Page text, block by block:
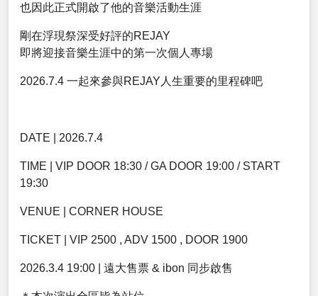
也因此正式開啟了他的音樂活動生涯
剛在浮現祭深受好評的REJAY
即將迎接音樂生涯中的第一次個人專場
2026.7.4 一起來參與REJAY人生重要的里程碑吧
DATE | 2026.7.4
TIME | VIP DOOR 18:30 / GA DOOR 19:00 / START
19:30
VENUE | CORNER HOUSE
TICKET | VIP 2500 , ADV 1500 , DOOR 1900
2026.3.4 19:00 | 遠大售票 & ibon 同步啟售